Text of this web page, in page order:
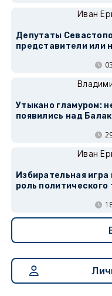
Иван
Депутаты
представители или
Утыкано гламуром:
появились над
Иван
Избирательная
роль политического